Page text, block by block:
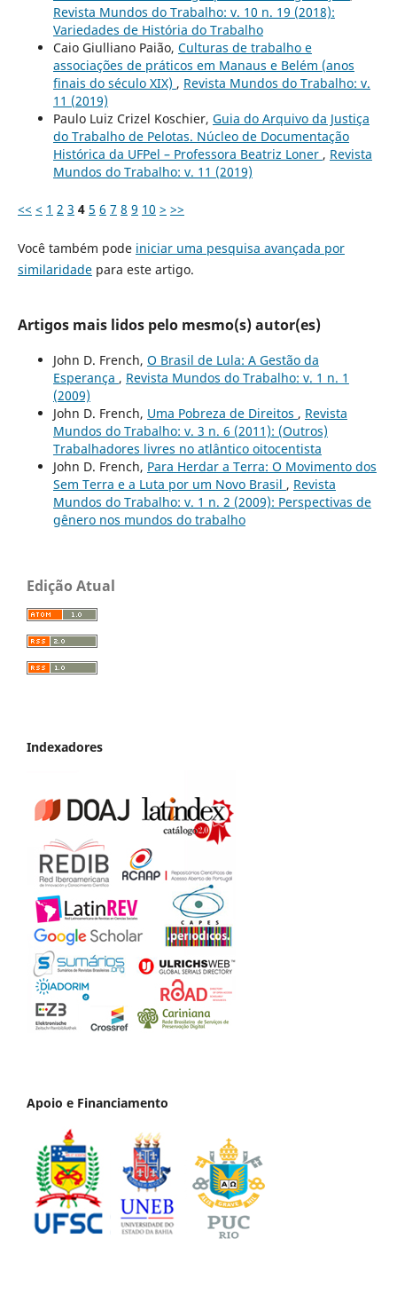
Revista Mundos do Trabalho: v. 10 n. 19 (2018):
Variedades de História do Trabalho
Caio Giulliano Paião, Culturas de trabalho e
associações de práticos em Manaus e Belém (anos
finais do século XIX) , Revista Mundos do Trabalho: v.
11 (2019)
Paulo Luiz Crizel Koschier, Guia do Arquivo da Justiça
do Trabalho de Pelotas. Núcleo de Documentação
Histórica da UFPel – Professora Beatriz Loner , Revista
Mundos do Trabalho: v. 11 (2019)
<< < 1 2 3 4 5 6 7 8 9 10 > >>
Você também pode iniciar uma pesquisa avançada por
similaridadepara este artigo.
Artigos mais lidos pelo mesmo(s) autor(es)
John D. French, O Brasil de Lula: A Gestão da
Esperança , Revista Mundos do Trabalho: v. 1 n. 1
(2009)
John D. French, Uma Pobreza de Direitos , Revista
Mundos do Trabalho: v. 3 n. 6 (2011): (Outros)
Trabalhadores livres no atlântico oitocentista
John D. French, Para Herdar a Terra: O Movimento dos
Sem Terra e a Luta por um Novo Brasil , Revista
Mundos do Trabalho: v. 1 n. 2 (2009): Perspectivas de
gênero nos mundos do trabalho
Edição Atual
Indexadores
Apoio e Financiamento